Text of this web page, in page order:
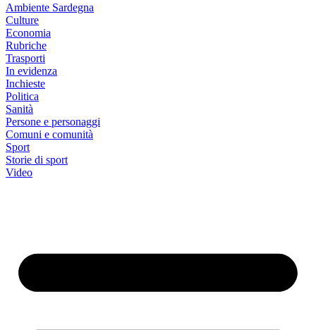
Ambiente Sardegna
Culture
Economia
Rubriche
Trasporti
In evidenza
Inchieste
Politica
Sanità
Persone e personaggi
Comuni e comunità
Sport
Storie di sport
Video